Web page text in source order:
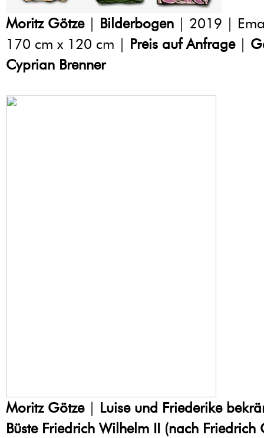
Moritz Götze| Bilderbogen | 2019 |
170 cm x 120 cm | Preis auf Anfrage|
Cyprian Brenner
Moritz Götze| Luise und Friederike
Büste Friedrich Wilhelm II (nach Friedrich